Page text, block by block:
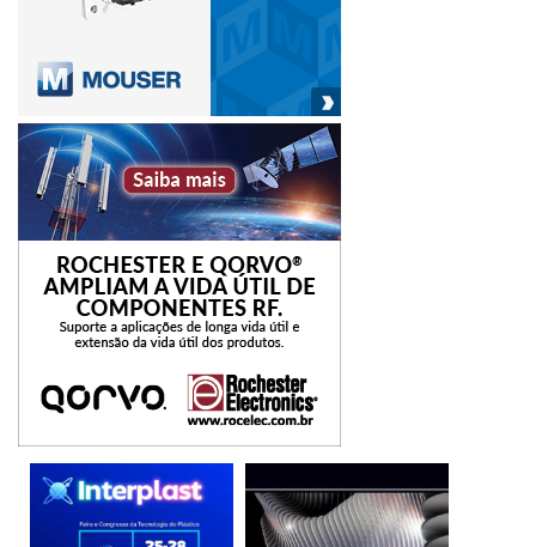
meta global de redução de emissões de gases do efeito
estufa). A questão da eficiência energética também
envolve a incorporação das boas práticas ambientais,
sociais e de governança (agenda AGS) pelas empresas no
Brasil e no mundo como uma questão de sobrevivência no
longo prazo.
concessão
Eficiência energética
instituições investimentos
recursos workshops